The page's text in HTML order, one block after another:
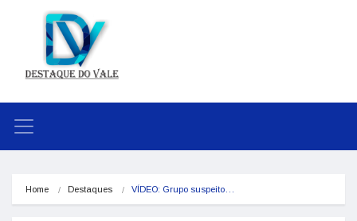
Home Destaques VÍDEO: Grupo suspeito…